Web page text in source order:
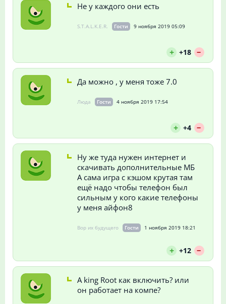
Не у каждого они есть
S.T.A.L.K.E.R. Гости 9 ноября 2019 05:09
+ +18 --
Да можно , у меня тоже 7.0
Люда Гости 4 ноября 2019 17:54
+ +4 --
Ну же туда нужен интернет и
скачивать дополнительные МБ
А сама игра с кэшом крутая там
ещё надо чтобы телефон был
сильным у кого какие телефоны
у меня айфон8
Вор их будущего Гости 1 ноября 2019 18:21
+ +12 --
А king Root как включить? или
он работает на компе?